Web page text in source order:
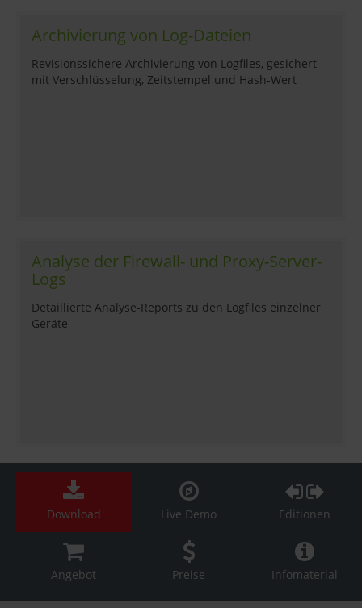
Archivierung von Log-Dateien
Revisionssichere Archivierung von Logfiles, gesichert
mit Verschlüsselung, Zeitstempel und Hash-Wert
Analyse der Firewall- und Proxy-Server-
Logs
Detaillierte Analyse-Reports zu den Logfiles einzelner
Geräte
Download Live Demo Editionen
Angebot Preise Infomaterial